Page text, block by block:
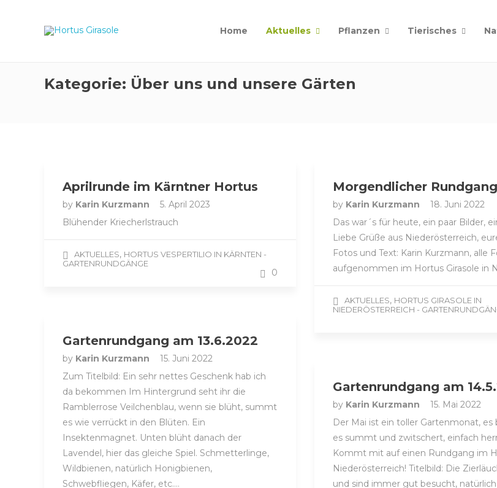
Home Aktuelles Pflanzen Tierisches
Kategorie: Über uns und unsere Gärten
Aprilrunde im Kärntner Hortus
by Karin Kurzmann
5. April 2023
Blühender Kriecherlstrauch
AKTUELLES, HORTUS VESPERTILIO IN KÄRNTEN -
GARTENRUNDGÄNGE
0
Morgendlicher Rundgang
by Karin Kurzmann
18. Juni 2022
Das war´s für heute, ein paar Bilder,
Liebe Grüße aus Niederösterreich,
Fotos und Text: Karin Kurzmann, alle
aufgenommen im Hortus Girasole in
AKTUELLES, HORTUS GIRASOLE IN
NIEDERÖSTERREICH -
Gartenrundgang am 13.6.2022
by Karin Kurzmann
15. Juni 2022
Zum Titelbild: Ein sehr nettes Geschenk hab ich
da bekommen Im Hintergrund seht ihr die
Ramblerrose Veilchenblau, wenn sie blüht, summt
es wie verrückt in den Blüten. Ein
Insektenmagnet. Unten blüht danach der
Lavendel, hier das gleiche Spiel. Schmetterlinge,
Wildbienen, natürlich Honigbienen,
Schwebfliegen, Käfer, etc….
Gartenrundgang am
by Karin Kurzmann
15. Mai 2022
Der Mai ist ein toller Gartenmonat, es
es summt und zwitschert, einfach
Kommt mit auf einen Rundgang im
Niederösterreich! Titelbild: Die
und sind immer gut besucht,